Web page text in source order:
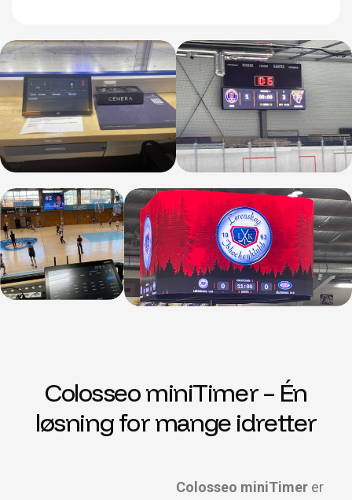
Colosseo miniTimer – Én
løsning for mange idretter
Colosseo miniTimer er